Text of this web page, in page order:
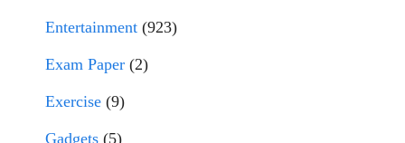
Entertainment (923)
Exam Paper (2)
Exercise (9)
Gadgets (5)